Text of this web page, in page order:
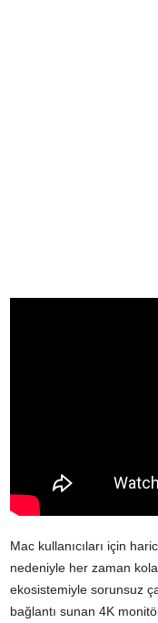
Mac kullanıcıları için
nedeniyle her zaman
ekosistemiyle sorunsuz
bağlantı sunan 4K